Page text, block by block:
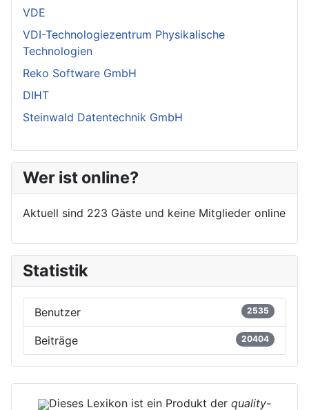
VDE
VDI-Technologiezentrum Physikalische
Technologien
Reko Software GmbH
DIHT
Steinwald Datentechnik GmbH
Wer ist online?
Aktuell sind 223 Gäste und keine Mitglieder online
Statistik
Benutzer 2535
Beiträge 20404
Dieses Lexikon ist ein Produkt der quality-